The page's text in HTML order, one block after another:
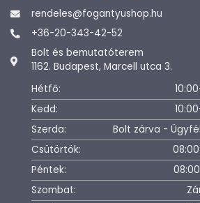
rendeles@fogantyushop.hu
+36-20-343-42-52
Bolt és bemutatóterem
1162. Budapest, Marcell utca 3.
Hétfő:
Kedd:
Szerda:
Bolt zárva -
Csütörtök:
Péntek:
Szombat: